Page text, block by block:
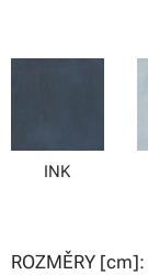
INK
ROZMĚRY [cm]: